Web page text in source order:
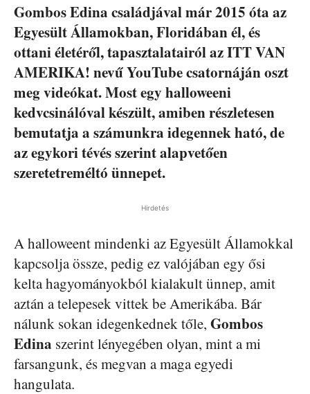
Gombos Edina családjával már 2015 óta az
Egyesült Államokban, Floridában él, és
ottani életéről, tapasztalatairól az ITT VAN
AMERIKA! nevű YouTube csatornáján oszt
meg videókat. Most egy halloweeni
kedvcsinálóval készült, amiben részletesen
bemutatja a számunkra idegennek ható, de
az egykori tévés szerint alapvetően
szeretetreméltó ünnepet.
Hirdetés
A halloweent mindenki az Egyesült Államokkal
kapcsolja össze, pedig ez valójában egy ősi
kelta hagyományokból kialakult ünnep, amit
aztán a telepesek vittek be Amerikába. Bár
nálunk sokan idegenkednek tőle, Gombos
Edina szerint lényegében olyan, mint a mi
farsangunk, és megvan a maga egyedi
hangulata.